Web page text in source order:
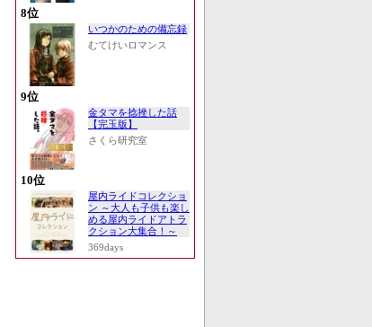
8位
いつかのための備忘録
むてけいロマンス
9位
金タマを捻挫した話
【完玉版】
さくら研究室
10位
屋内ライドコレクショ
ン ～大人も子供も楽し
める屋内ライドアトラ
クション大集合！～
369days